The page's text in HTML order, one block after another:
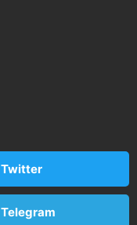
Twitter
Telegram